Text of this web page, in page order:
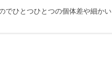
でひとつひとつの個体差や細か